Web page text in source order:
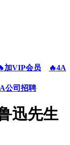
加VIP会员
🔥4A
公司招聘
迅先生